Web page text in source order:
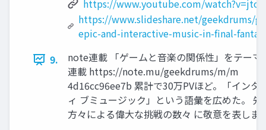
https://www.youtube.com/
https://www.slideshare.net/geekdrums/
epic-and-interactive-music-in-final-
9.
note連載 「ゲームと音楽の関係性」をテーマ
連載 https://note.mu/geekdrums/m/m
4d16cc96ee7b 累計で30万PVほど。「インタ
ィ ブミュージック」という語彙を広めた。 先
方々による偉大な挑戦の数々 に敬意を表しま